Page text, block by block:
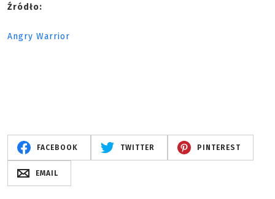
Źródło:
Angry Warrior
FACEBOOK TWITTER PINTEREST
EMAIL